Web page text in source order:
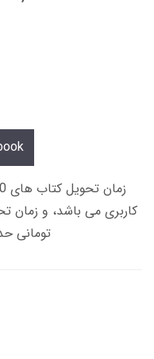
تومانی حداکثر 12 ساعت از